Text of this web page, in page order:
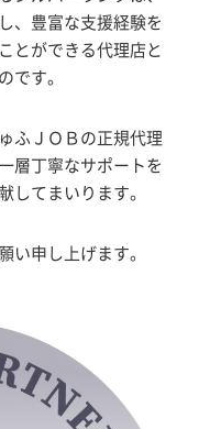
、豊富な支援経験を
とができる代理店と
です。
ふＪＯＢの正規代理
層丁寧なサポートを
してまいります。
い申し上げます。